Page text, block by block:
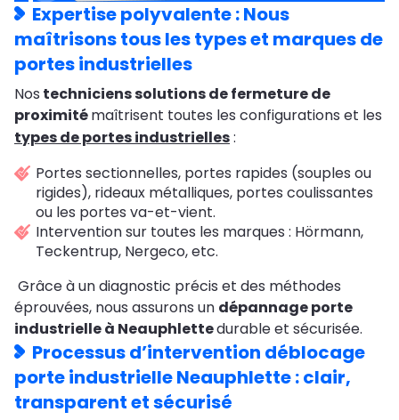
Expertise polyvalente : Nous
maîtrisons tous les types et marques de
portes industrielles
Nos techniciens solutions de fermeture de
proximitémaîtrisent toutes les configurations et les
types de portes industrielles:
Portes sectionnelles, portes rapides (souples ou
rigides), rideaux métalliques, portes coulissantes
ou les portes va-et-vient.
Intervention sur toutes les marques : Hörmann,
Teckentrup, Nergeco, etc.
Grâce à un diagnostic précis et des méthodes
éprouvées, nous assurons un dépannage porte
industrielle à Neauphlettedurable et sécurisée.
Processus d’intervention déblocage
porte industrielle Neauphlette : clair,
transparent et sécurisé